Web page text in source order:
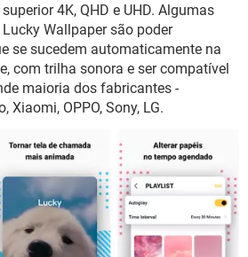
4K, QHD e UHD. Algumas
Wallpaper são poder
se sucedem automaticamente na
com trilha sonora e ser compatível
maioria dos fabricantes -
Xiaomi, OPPO, Sony, LG.